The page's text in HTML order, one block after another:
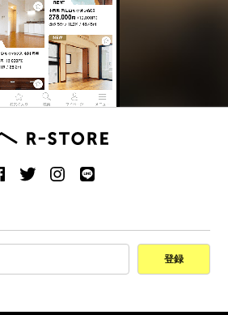
登録